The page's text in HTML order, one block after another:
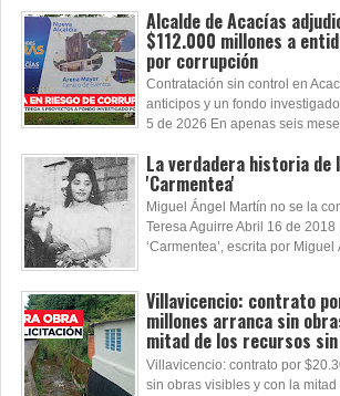
Alcalde de Acacías
$112.000 millones a
por corrupción
Contratación sin control en
anticipos y un fondo
5 de 2026 En apenas seis
La verdadera historia de
'Carmentea'
Miguel Ángel Martín no se la
Teresa Aguirre Abril 16 de
‘Carmentea’, escrita por Miguel
Villavicencio: contrato
millones arranca sin
mitad de los recursos
Villavicencio: contrato por
sin obras visibles y con la